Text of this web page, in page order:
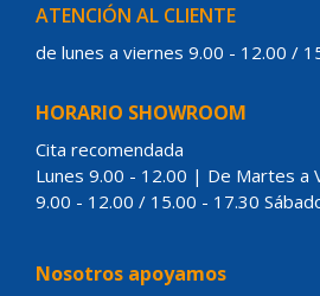
ATENCIÓN AL CLIENTE
de lunes a viernes 9.00 - 12.00 /
HORARIO SHOWROOM
Cita recomendada
Lunes 9.00 - 12.00 | De Martes a
9.00 - 12.00 / 15.00 - 17.30
Nosotros apoyamos